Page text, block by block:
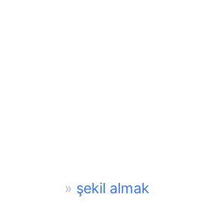
şekil almak